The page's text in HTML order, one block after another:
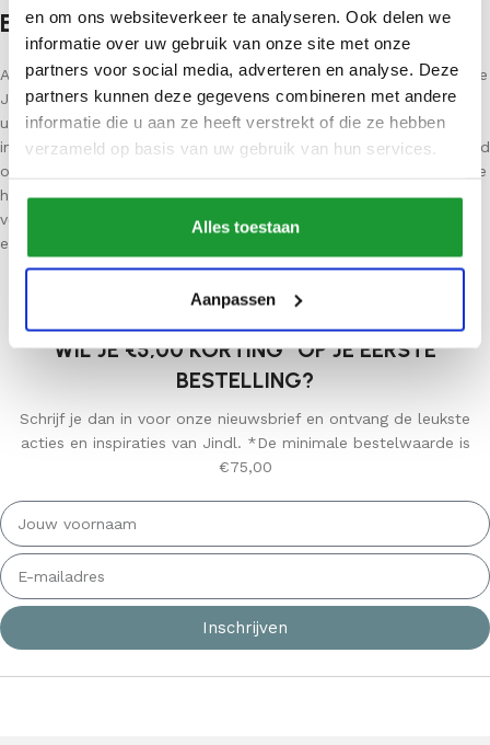
en om ons websiteverkeer te analyseren. Ook delen we
informatie over uw gebruik van onze site met onze
partners voor social media, adverteren en analyse. Deze
partners kunnen deze gegevens combineren met andere
informatie die u aan ze heeft verstrekt of die ze hebben
verzameld op basis van uw gebruik van hun services.
Alles toestaan
Aanpassen
Evenwichtsbalk voor thuis
Als je op zoek bent naar een evenwichtsbalk voor thuis, dan is de
Jindl evenwichtsbalk ook een goede optie. Door de natuurlijke
uitstraling, is dit populaire model echt een aanwinst voor ieder
interieur. Als er niet op gebalanceerd wordt, kun je er bijvoorbeeld
ook nog op zitten. Kinderen vinden het fijn om een laag bankje te
hebben. Verder doet de evenwichtsbalk voor thuis het goed met
verschillende werpspelletjes. Zet bijvoorbeeld blikken op de balk
en probeer ze eraf te gooien. Leuk en multifunctioneel.
WIL JE €5,00 KORTING* OP JE EERSTE
BESTELLING?
Schrijf je dan in voor onze nieuwsbrief en ontvang de leukste
acties en inspiraties van Jindl. *De minimale bestelwaarde is
€75,00
Inschrijven